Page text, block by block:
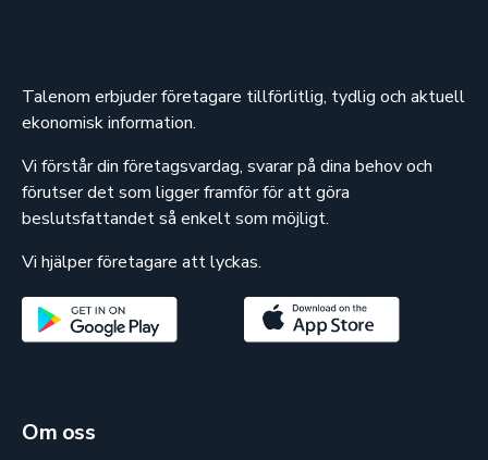
Talenom erbjuder företagare tillförlitlig, tydlig och aktuell
ekonomisk information.
Vi förstår din företagsvardag, svarar på dina behov och
förutser det som ligger framför för att göra
beslutsfattandet så enkelt som möjligt.
Vi hjälper företagare att lyckas.
Om oss